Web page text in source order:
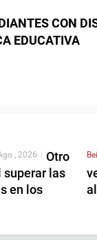
CON
EDUCATIVA
, 2026
Otro
superar las
en los